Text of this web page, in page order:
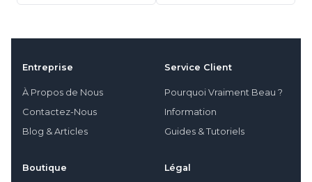
Entreprise
À Propos de Nous
Contactez-Nous
Blog & Articles
Service Client
Pourquoi Vraiment Beau ?
Information
Guides & Tutoriels
Boutique Légal